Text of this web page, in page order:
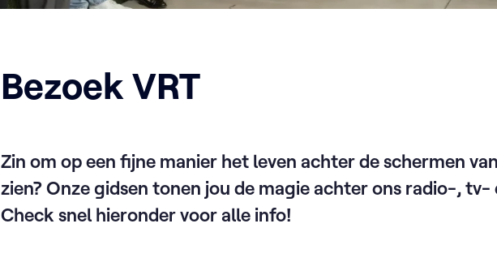
Bezoek VRT
Zin om op een fijne manier het leven achter de schermen
zien? Onze gidsen tonen jou de magie achter ons radio-,
Check snel hieronder voor alle info!